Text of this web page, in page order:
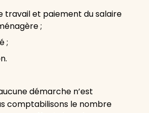
travail et paiement du salaire
;
;
démarche n’est
comptabilisons le nombre